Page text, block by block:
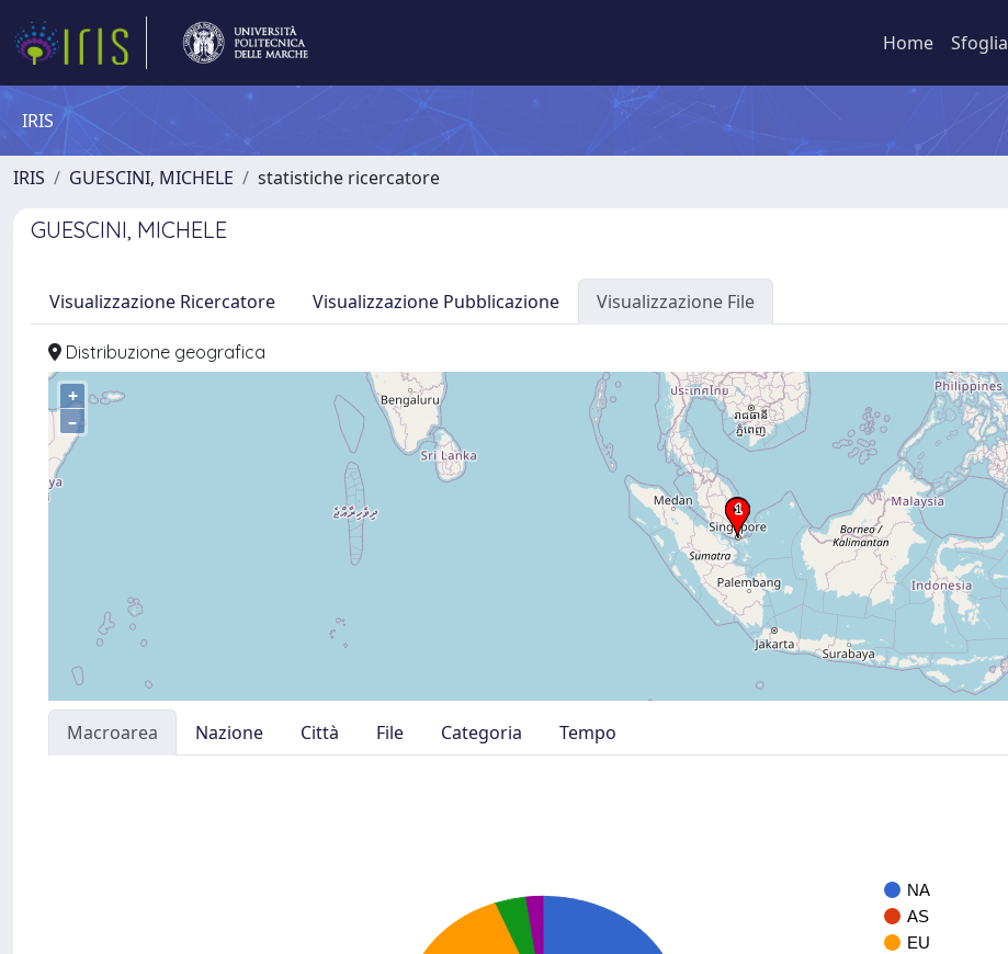
Home Sfoglia
IRIS
IRIS GUESCINI, MICHELE statistiche ricercatore
GUESCINI, MICHELE
Visualizzazione Ricercatore Visualizzazione Pubblicazione Visualizzazione File
Distribuzione geografica
+
–
Macroarea Nazione Città File Categoria
Tempo
NA
AS
EU